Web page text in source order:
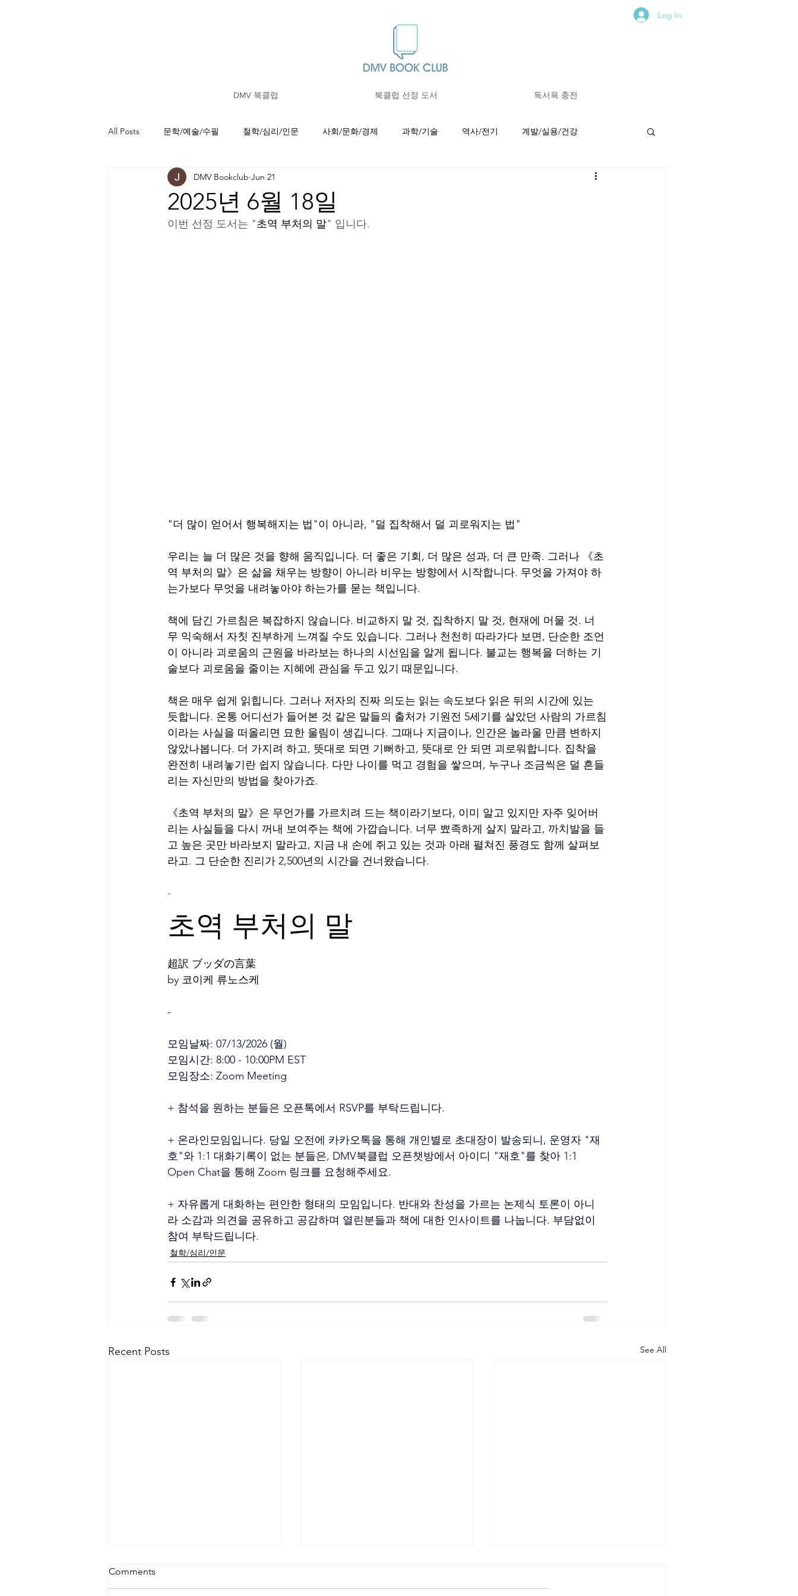
Log In
DMV 북클럽 북클럽 선정 도서 독서욕 충전
All Posts 문학/예술/수필 철학/심리/인문 사회/문화/경제 과학/기술 역사/전기 계발/실용/건강
2025년 6월 18일
DMV Bookclub Jun 21
이번 선정 도서는 "초역 부처의 말" 입니다.
"더 많이 얻어서 행복해지는 법"이 아니라, "덜 집착해서 덜 괴로워지는 법"
우리는 늘 더 많은 것을 향해 움직입니다. 더 좋은 기회, 더 많은 성과, 더 큰 만족. 그러나 《초
역 부처의 말》은 삶을 채우는 방향이 아니라 비우는 방향에서 시작합니다. 무엇을 가져야 하
는가보다 무엇을 내려놓아야 하는가를 묻는 책입니다.
책에 담긴 가르침은 복잡하지 않습니다. 비교하지 말 것, 집착하지 말 것, 현재에 머물 것. 너
무 익숙해서 자칫 진부하게 느껴질 수도 있습니다. 그러나 천천히 따라가다 보면, 단순한 조언
이 아니라 괴로움의 근원을 바라보는 하나의 시선임을 알게 됩니다. 불교는 행복을 더하는 기
술보다 괴로움을 줄이는 지혜에 관심을 두고 있기 때문입니다.
책은 매우 쉽게 읽힙니다. 그러나 저자의 진짜 의도는 읽는 속도보다 읽은 뒤의 시간에 있는
듯합니다. 온통 어디선가 들어본 것 같은 말들의 출처가 기원전 5세기를 살았던 사람의 가르침
이라는 사실을 떠올리면 묘한 울림이 생깁니다. 그때나 지금이나, 인간은 놀라울 만큼 변하지
않았나봅니다. 더 가지려 하고, 뜻대로 되면 기뻐하고, 뜻대로 안 되면 괴로워합니다. 집착을
완전히 내려놓기란 쉽지 않습니다. 다만 나이를 먹고 경험을 쌓으며, 누구나 조금씩은 덜 흔들
리는 자신만의 방법을 찾아가죠.
《초역 부처의 말》은 무언가를 가르치려 드는 책이라기보다, 이미 알고 있지만 자주 잊어버
리는 사실들을 다시 꺼내 보여주는 책에 가깝습니다. 너무 뾰족하게 살지 말라고, 까치발을 들
고 높은 곳만 바라보지 말라고, 지금 내 손에 쥐고 있는 것과 아래 펼쳐진 풍경도 함께 살펴보
라고. 그 단순한 진리가 2,500년의 시간을 건너왔습니다.
-
초역 부처의 말
超訳 ブッダの言葉
by 코이케 류노스케
-
모임날짜: 07/13/2026 (월)
모임시간: 8:00 - 10:00PM EST
모임장소: Zoom Meeting
+ 참석을 원하는 분들은 오픈톡에서 RSVP를 부탁드립니다.
+ 온라인모임입니다. 당일 오전에 카카오톡을 통해 개인별로 초대장이 발송되니, 운영자 "재
호"와 1:1 대화기록이 없는 분들은, DMV북클럽 오픈챗방에서 아이디 "재호"를 찾아 1:1
Open Chat을 통해 Zoom 링크를 요청해주세요.
+ 자유롭게 대화하는 편안한 형태의 모임입니다. 반대와 찬성을 가르는 논제식 토론이 아니
라 소감과 의견을 공유하고 공감하며 열린분들과 책에 대한 인사이트를 나눕니다. 부담없이
참여 부탁드립니다.
철학/심리/인문
Recent Posts See All
Comments